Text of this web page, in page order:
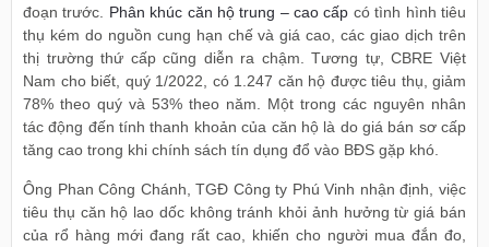
đoạn trước. Phân khúc căn hộ trung – cao cấp có tình hình tiêu
thụ kém do nguồn cung hạn chế và giá cao, các giao dịch trên
thị trường thứ cấp cũng diễn ra chậm. Tương tự, CBRE Việt
Nam cho biết, quý 1/2022, có 1.247 căn hộ được tiêu thụ, giảm
78% theo quý và 53% theo năm. Một trong các nguyên nhân
tác động đến tính thanh khoản của căn hộ là do giá bán sơ cấp
tăng cao trong khi chính sách tín dụng đổ vào BĐS gặp khó.
Ông Phan Công Chánh, TGĐ Công ty Phú Vinh nhận định, việc
tiêu thụ căn hộ lao dốc không tránh khỏi ảnh hưởng từ giá bán
của rổ hàng mới đang rất cao, khiến cho người mua đắn đo,